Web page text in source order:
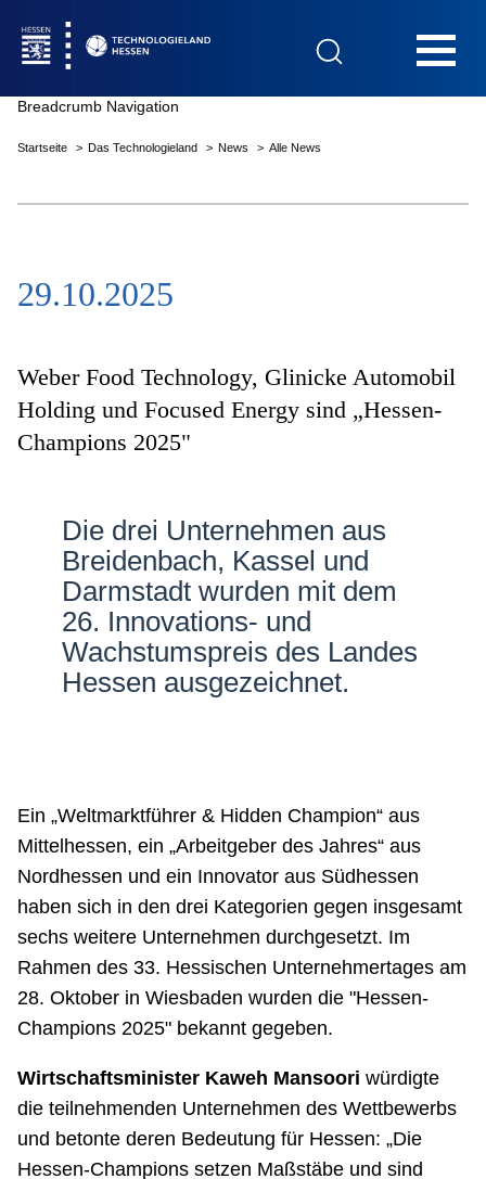
Das Technologieland
Innovationsfelder
Beratung & Förderung
Netzwerke
Breadcrumb Navigation
Startseite Das Technologieland News Alle News
29.10.2025
Weber Food Technology, Glinicke Automobil
Holding und Focused Energy sind „Hessen-
Champions 2025"
Die drei Unternehmen aus
Breidenbach, Kassel und
Darmstadt wurden mit dem
26. Innovations- und
Wachstumspreis des Landes
Hessen ausgezeichnet.
Ein „Weltmarktführer & Hidden Champion“ aus
Mittelhessen, ein „Arbeitgeber des Jahres“ aus
Nordhessen und ein Innovator aus Südhessen
haben sich in den drei Kategorien gegen insgesamt
sechs weitere Unternehmen durchgesetzt. Im
Rahmen des 33. Hessischen Unternehmertages am
28. Oktober in Wiesbaden wurden die "Hessen-
Champions 2025" bekannt gegeben.
Wirtschaftsminister Kaweh Mansoori würdigte
die teilnehmenden Unternehmen des Wettbewerbs
und betonte deren Bedeutung für Hessen: „Die
Hessen-Champions setzen Maßstäbe und sind